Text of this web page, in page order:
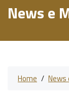
News e
Home / News